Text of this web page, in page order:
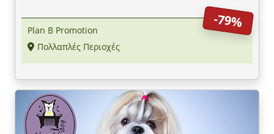
-79%
Plan B Promotion
Πολλαπλές Περιοχές